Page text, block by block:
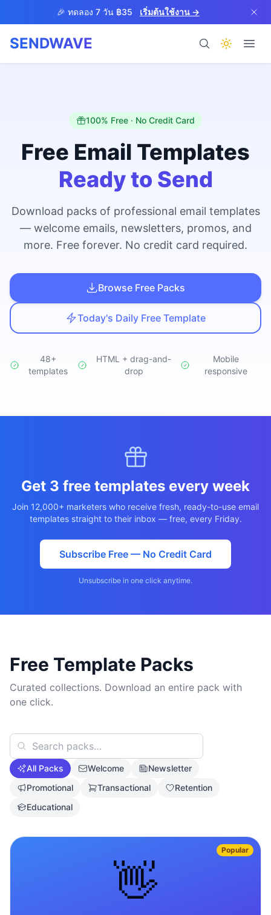
Skip to main content🎉 ทดลอง 7 วัน ฿35 เริ่มต้นใช้งาน →
SENDWAVE
BETA
ช่วยเหลือ
Studio NEW
เข้าสู่ระบบ
100% Free · No Credit Card
Free Email Templates
Ready to Send
Download packs of professional email templates
— welcome emails, newsletters, promos, and
more. Free forever. No credit card required.
Browse Free Packs
Today's Daily Free Template
48+
templates
HTML + drag-and-
drop
Mobile
responsive
Get 3 free templates every week
Join 12,000+ marketers who receive fresh, ready-to-use email
templates straight to their inbox — free, every Friday.
Subscribe Free — No Credit Card
Unsubscribe in one click anytime.
Free Template Packs
Curated collections. Download an entire pack with
one click.
All Packs Welcome
Newsletter
Promotional
Transactional
Retention
Educational
👋
Popular